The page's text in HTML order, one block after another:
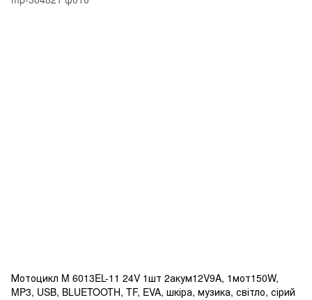
Мотоцикл M 6013EL-11 24V 1шт 2акум12V9A, 1мот150W,
MP3, USB, BLUETOOTH, TF, EVA, шкіра, музика, світло, сірий